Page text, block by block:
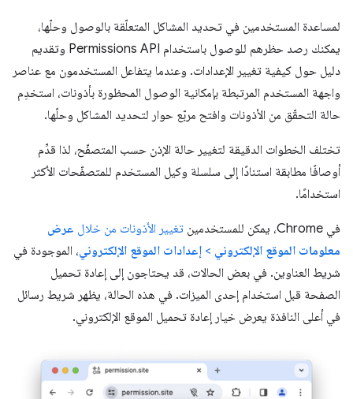
لمساعدة المستخدمين في تحديد المشاكل المتعلّقة بالوصول وحلّها،
يمكنك رصد حظرهم للوصول باستخدام Permissions API وتقديم
دليل حول كيفية تغيير الإعدادات. وعندما يتفاعل المستخدمون مع عناصر
واجهة المستخدم المرتبطة بإمكانية الوصول المحظورة بأذونات، استخدِم
حالة التحقّق من الأذونات وافتح مربّع حوار لتحديد المشاكل وحلّها.
تختلف الخطوات الدقيقة لتغيير حالة الإذن حسب المتصفّح، لذا قدِّم
أوصافًا مطابقة استنادًا إلى سلسلة وكيل المستخدم للمتصفّحات الأكثر
استخدامًا.
في Chrome، يمكن للمستخدمين تغيير الأذونات من خلال عرض
معلومات الموقع الإلكتروني > إعدادات الموقع الإلكتروني، الموجودة في
شريط العناوين. في بعض الحالات، قد يحتاجون إلى إعادة تحميل
الصفحة قبل استخدام إحدى الميزات. في هذه الحالة، يظهر شريط رسائل
في أعلى النافذة يعرض خيار إعادة تحميل الموقع الإلكتروني.